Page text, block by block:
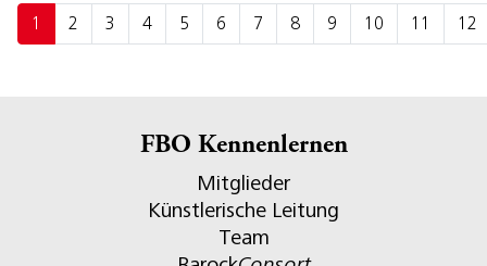
1 2 3 4 5 6 7 8 9 10 11 12
FBO Kennenlernen
Mitglieder
Künstlerische Leitung
Team